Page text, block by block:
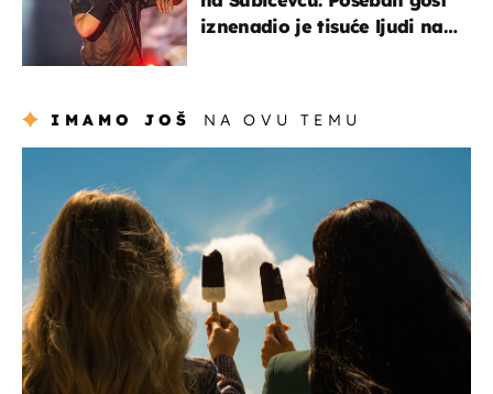
iznenadio je tisuće ljudi na
IMAMO JOŠ NA OVU TEMU